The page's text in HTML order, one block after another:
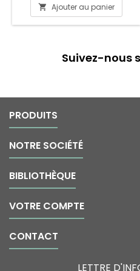
 Ajouter au panier
Suivez-nous
PRODUITS
NOTRE SOCIÉTÉ
BIBLIOTHÈQUE
VOTRE COMPTE
CONTACT
LETTRE